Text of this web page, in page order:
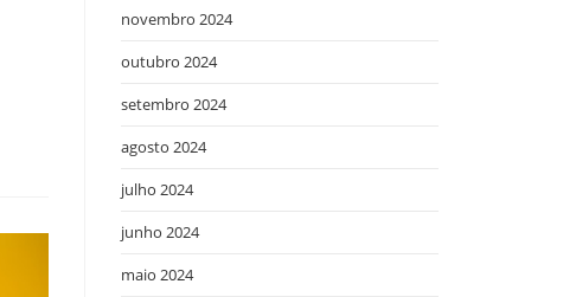
novembro 2024
outubro 2024
setembro 2024
agosto 2024
julho 2024
junho 2024
maio 2024